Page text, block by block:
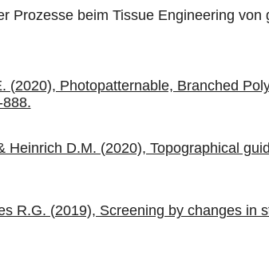
Prozesse beim Tissue Engineering von
Photopatternable, Branched
D.M. (2020), Topographical
R.G. (2019), Screening by changes in